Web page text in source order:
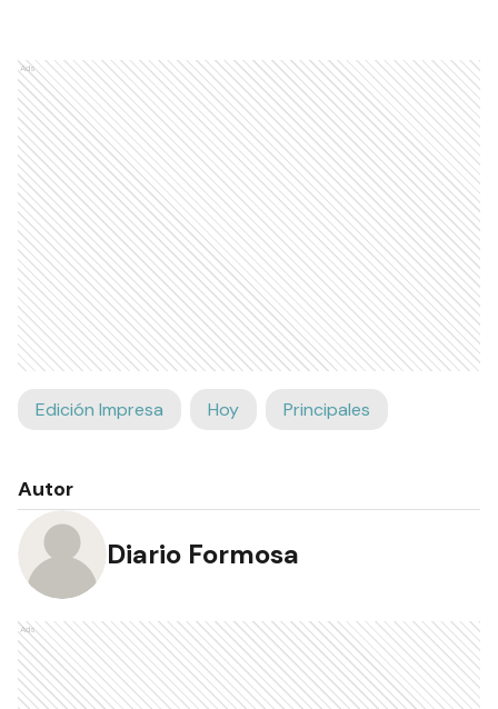
Ads
Edición Impresa Hoy Principales
Autor
Diario Formosa
Ads